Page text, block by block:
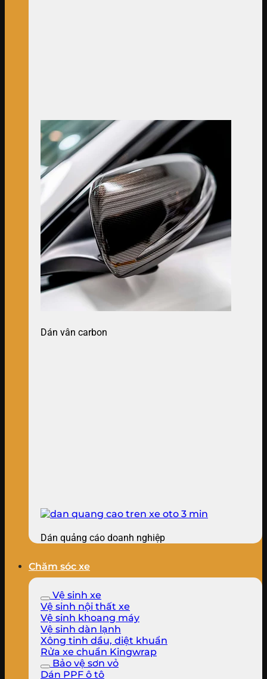
Dán vân carbon
Dán quảng cáo doanh nghiệp
Chăm sóc xe
Vệ sinh xe
Vệ sinh nội thất xe
Vệ sinh khoang máy
Vệ sinh dàn lạnh
Xông tinh dầu, diệt khuẩn
Rửa xe chuẩn Kingwrap
Bảo vệ sơn vỏ
Dán PPF ô tô